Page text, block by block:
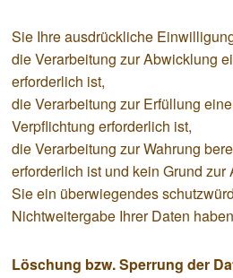
Sie Ihre ausdrückliche
die Verarbeitung zur Abwicklung
erforderlich ist,
die Verarbeitung zur Erfüllung
Verpflichtung erforderlich ist,
die Verarbeitung zur Wahrung
erforderlich ist und kein Grund zur
Sie ein überwiegendes
Nichtweitergabe Ihrer Daten
Löschung bzw. Sperrung der